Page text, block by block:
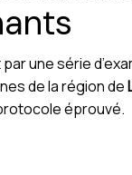
une série
de la région de
éprouvé.